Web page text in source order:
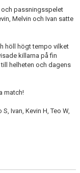
och passningsspelet
Melvin och Ivan satte
höll högt tempo vilket
killarna på fin
helheten och dagens
match!
Ivan, Kevin H, Teo W,